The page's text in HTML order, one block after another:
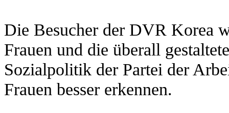
Die Besucher der DVR Korea
Frauen und die überall
Sozialpolitik der Partei der
Frauen besser erkennen.